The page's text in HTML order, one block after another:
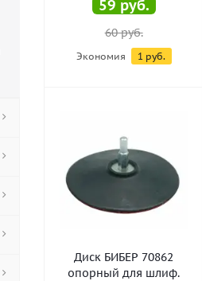
59 руб.
60руб.
Экономия 1 руб.
Диск БИБЕР 70862
опорный для шлиф.